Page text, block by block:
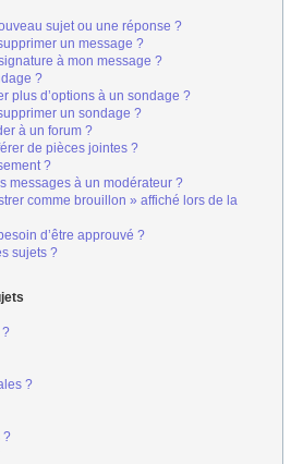
sujet ou une réponse ?
un message ?
à mon message ?
?
plus d’options à un sondage ?
un sondage ?
à un forum ?
de pièces jointes ?
?
messages à un modérateur ?
comme brouillon » affiché lors de la
d’être approuvé ?
sujets ?
?
?
?